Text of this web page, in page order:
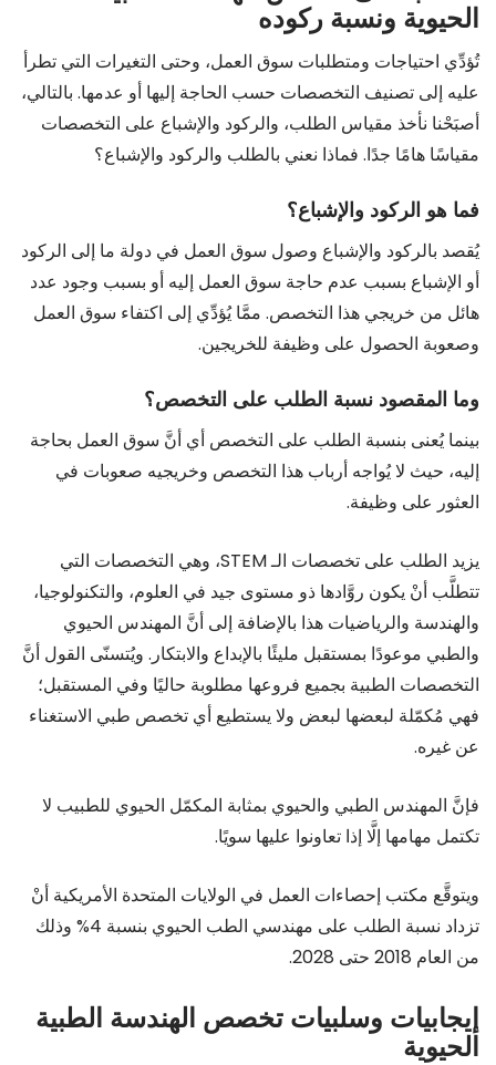
الحيوية ونسبة ركوده
تُؤدِّي احتياجات ومتطلبات سوق العمل، وحتى التغيرات التي تطرأ
عليه إلى تصنيف التخصصات حسب الحاجة إليها أو عدمها. بالتالي،
أصبَحْنا نأخذ مقياس الطلب، والركود والإشباع على التخصصات
مقياسًا هامًا جدًا. فماذا نعني بالطلب والركود والإشباع؟
فما هو الركود والإشباع؟
يُقصد بالركود والإشباع وصول سوق العمل في دولة ما إلى الركود
أو الإشباع بسبب عدم حاجة سوق العمل إليه أو بسبب وجود عدد
هائل من خريجي هذا التخصص. ممَّا يُؤدِّي إلى اكتفاء سوق العمل
وصعوبة الحصول على وظيفة للخريجين.
وما المقصود نسبة الطلب على التخصص؟
بينما يُعنى بنسبة الطلب على التخصص أي أنَّ سوق العمل بحاجة
إليه، حيث لا يُواجه أرباب هذا التخصص وخريجيه صعوبات في
العثور على وظيفة.
يزيد الطلب على تخصصات الـ STEM، وهي التخصصات التي
تتطلَّب أنْ يكون روَّادها ذو مستوى جيد في العلوم، والتكنولوجيا،
والهندسة والرياضيات هذا بالإضافة إلى أنَّ المهندس الحيوي
والطبي موعودًا بمستقبل مليئًا بالإبداع والابتكار. ويُتسنّى القول أنَّ
التخصصات الطبية بجميع فروعها مطلوبة حاليًا وفي المستقبل؛
فهي مُكمّلة لبعضها لبعض ولا يستطيع أي تخصص طبي الاستغناء
عن غيره.
فإنَّ المهندس الطبي والحيوي بمثابة المكمّل الحيوي للطبيب لا
تكتمل مهامها إلَّا إذا تعاونوا عليها سويًا.
ويتوقَّع مكتب إحصاءات العمل في الولايات المتحدة الأمريكية أنْ
تزداد نسبة الطلب على مهندسي الطب الحيوي بنسبة 4% وذلك
من العام 2018 حتى 2028.
إيجابيات وسلبيات تخصص الهندسة الطبية
الحيوية